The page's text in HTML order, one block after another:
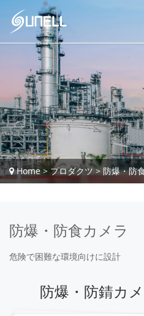
Home> プロダクツ> 防爆・防
防爆・防食カメラ
危険で困難な環境向けに設計
防爆・防錆カ